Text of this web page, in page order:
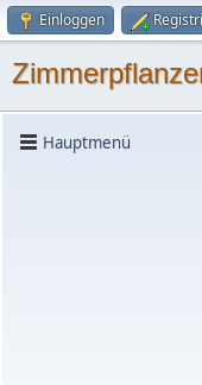
Einloggen
Hauptmenü